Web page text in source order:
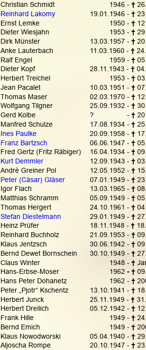
Christian Schmidt
Reinhard Lakomy
Ernst Lemke
Dieter Wiesjahn
Dirk Münster
Anke Lauterbach
Ralf Engel
Dieter Kopf
Herbert Treichel
Jean Pacalet
Thomas Maser
Wolfgang Tilgner
Gerd Kolbe
Manfred Schulze
Ines Paulke
Franz Bartzsch
Fred Gertz (Fritz Räbiger)
Kurt Demmler
Andrè Greiner Pol
Peter (Cäsar) Gläser
Igor Flach
Matthias Schramm
Thomas Hergert
Stefan Diestelmann
Heinz Prüfer
Reinhard Buchholz
Klaus Jentzsch
Bernd Dewet Bornschein
Claus Winter
Hans-Erbse-Moser
Hans Peter Dohanetz
Peter „Pjotr“ Kschentz
Herbert Junck
Herbert Dreilich
Frank Hille
Bernd Emich
Klaus Nowodworski
Aljoscha Rompe
          1946 -
†
19.01.1946 - †
          1950 -
†
          1953 -
†
13.03.1957 - †
11.03.1960 - †
          1959 -
†
28.11.1943 - †
          1953 -
†
10.03.1951 - †
02.03.1970 - †
25.09.1932 - †
?                 - †
17.08.1934 - †
20.09.1958 - †
06.06.1947 - †
16.04.1934 - †
12.09.1943 - †
12.05.1952 - †
07.01.1949 - †
13.03.1965 - †
05.09.1949 - †
24.10.1961 - †
29.01.1949 - †
18.11.1948 - †
21.09.1953 - †
30.06.1942 - †
30.10.1949 - †
          1948 -
†
          1962
- †
          1962 -
†
13.10.1941 - †
25.11.1949 - †
05.12.1942 - †
          1949 -
†
          1949 -
†
05.04.1940 - †
20.10.1947 - †